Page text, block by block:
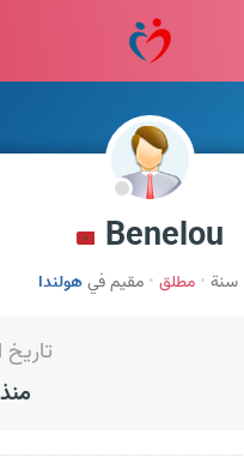
Benelou
مطلق مقيم فيهولندا